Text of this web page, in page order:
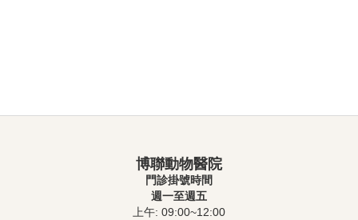
博聯動物醫院
門診掛號時間
週一至週五
上午: 09:00~12:00